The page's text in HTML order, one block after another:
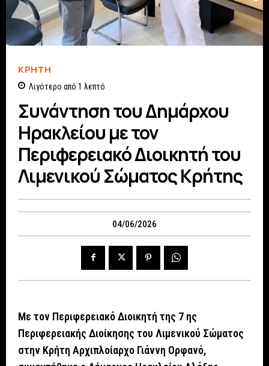
ΚΡΗΤΗ
Λιγότερο από 1 λεπτό
Συνάντηση του Δημάρχου
Ηρακλείου με τον
Περιφερειακό Διοικητή του
Λιμενικού Σώματος Κρήτης
04/06/2026
Με τον Περιφερειακό Διοικητή της 7 ης
Περιφερειακής Διοίκησης του Λιμενικού Σώματος
στην Κρήτη Αρχιπλοίαρχο Γιάννη Ορφανό,